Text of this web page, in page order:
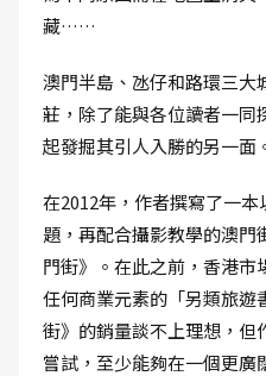
藏……
澳門半島、氹仔和路環三大
莊，除了能與各位讀者一同
起發掘其引人入勝的另一面
在2012年，作者撰寫了一
題，再配合攝影教學的澳
門街》。在此之前，香港市
任何商業元素的「另類旅遊
街》的銷量談不上理想，但
嘗試，至少能夠在一個更